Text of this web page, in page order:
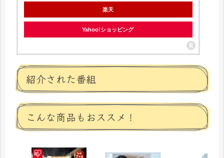
楽天
Yahoo!ショッピング
紹介された番組
こんな商品もおススメ！